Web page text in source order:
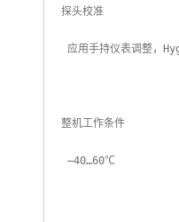
探头校准
整机工作条件